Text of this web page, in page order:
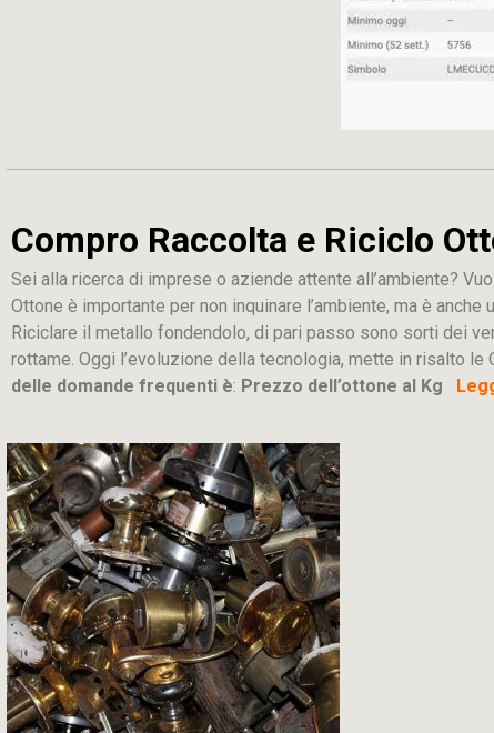
Compro Raccolta e Riciclo
Sei alla ricerca di imprese o aziende attente all’ambiente?
Ottone è importante per non inquinare l’ambiente, ma è
Riciclare il metallo fondendolo, di pari passo sono sorti dei
rottame. Oggi l’evoluzione della tecnologia, mette in risalto
delle domande frequenti è: Prezzo dell’ottone al Kg